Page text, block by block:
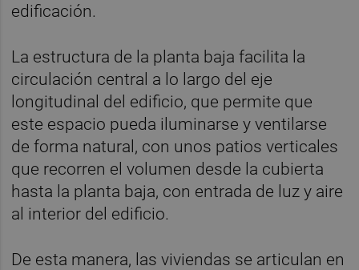
edificación.
La estructura de la planta baja facilita la
circulación central a lo largo del eje
longitudinal del edificio, que permite que
este espacio pueda iluminarse y ventilarse
de forma natural, con unos patios verticales
que recorren el volumen desde la cubierta
hasta la planta baja, con entrada de luz y aire
al interior del edificio.
De esta manera, las viviendas se articulan en